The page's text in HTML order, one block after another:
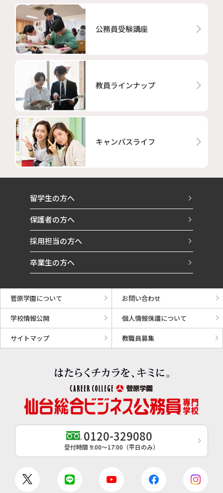
公務員受験講座
教員ラインナップ
キャンパスライフ
留学生の方へ
保護者の方へ
採用担当の方へ
卒業生の方へ
菅原学園について お問い合わせ
学校情報公開 個人情報保護について
サイトマップ 教職員募集
0120-329080
受付時間 9:00〜17:00（平日のみ）